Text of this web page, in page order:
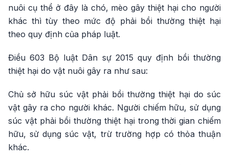
nuôi cụ thể ở đây là chó, mèo gây thiệt hại cho người
khác thì tùy theo mức độ phải bồi thường thiệt hại
theo quy định của pháp luật.
Điều 603 Bộ luật Dân sự 2015 quy định bồi thường
thiệt hại do vật nuôi gây ra như sau:
Chủ sở hữu súc vật phải bồi thường thiệt hại do súc
vật gây ra cho người khác. Người chiếm hữu, sử dụng
súc vật phải bồi thường thiệt hại trong thời gian chiếm
hữu, sử dụng súc vật, trừ trường hợp có thỏa thuận
khác.